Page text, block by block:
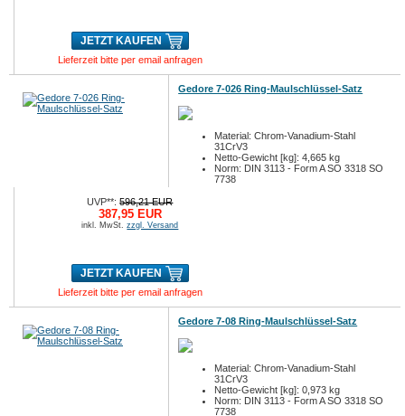
JETZT KAUFEN
Lieferzeit bitte per email anfragen
Gedore 7-026 Ring-Maulschlüssel-Satz
Material: Chrom-Vanadium-Stahl
31CrV3
Netto-Gewicht [kg]: 4,665 kg
Norm: DIN 3113 - Form A SO 3318 SO
7738
UVP**:596,21 EUR
387,95 EUR
inkl. MwSt.zzgl. Versand
JETZT KAUFEN
Lieferzeit bitte per email anfragen
Gedore 7-08 Ring-Maulschlüssel-Satz
Material: Chrom-Vanadium-Stahl
31CrV3
Netto-Gewicht [kg]: 0,973 kg
Norm: DIN 3113 - Form A SO 3318 SO
7738